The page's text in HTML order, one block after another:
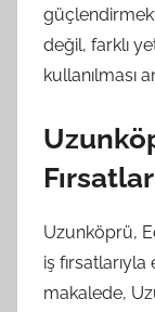
değil, farklı
kullanılması
Uzunköprü,
iş
makalede,